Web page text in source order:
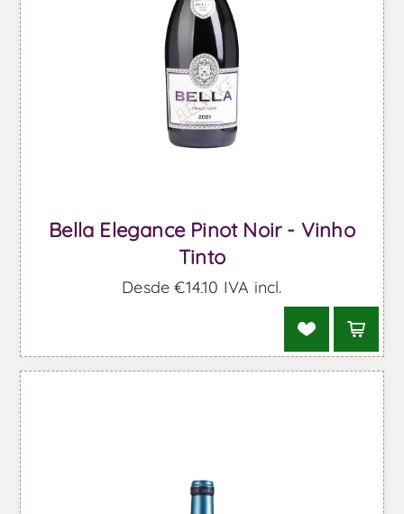
Bella Elegance Pinot Noir - Vinho
Tinto
Desde €14,10 IVA incl.